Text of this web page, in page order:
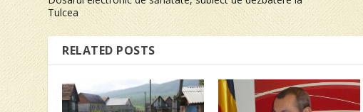
Tulcea
RELATED POSTS